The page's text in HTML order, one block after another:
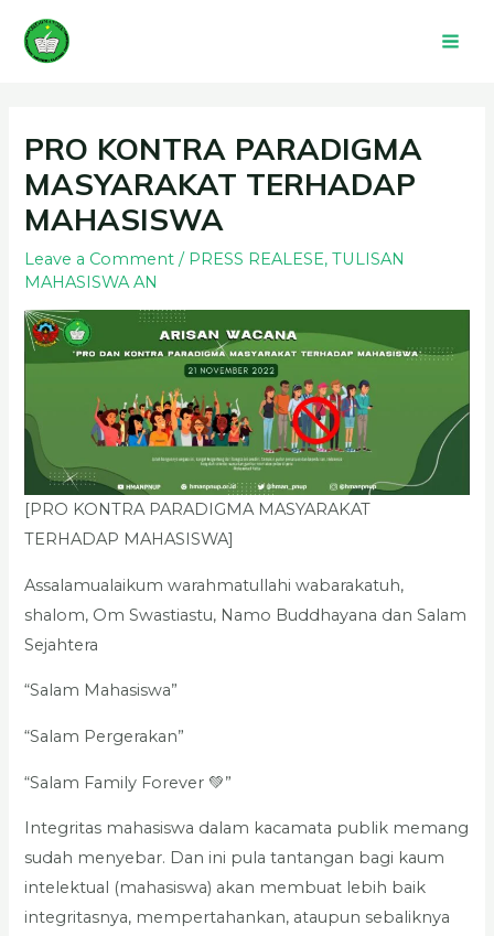
PRO KONTRA PARADIGMA
MASYARAKAT TERHADAP
MAHASISWA
Leave a Comment / PRESS REALESE,TULISAN
MAHASISWA AN
[PRO KONTRA PARADIGMA MASYARAKAT
TERHADAP MAHASISWA]
Assalamualaikum warahmatullahi wabarakatuh,
shalom, Om Swastiastu, Namo Buddhayana dan Salam
Sejahtera
“Salam Mahasiswa”
“Salam Pergerakan”
“Salam Family Forever 💚”
Integritas mahasiswa dalam kacamata publik memang
sudah menyebar. Dan ini pula tantangan bagi kaum
intelektual (mahasiswa) akan membuat lebih baik
integritasnya, mempertahankan, ataupun sebaliknya